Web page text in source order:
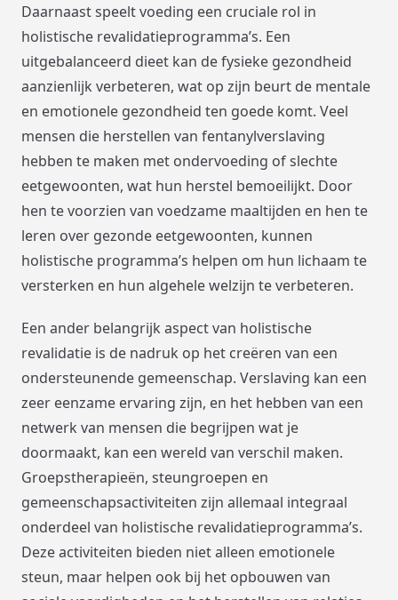
Daarnaast speelt voeding een cruciale rol in
holistische revalidatieprogramma’s. Een
uitgebalanceerd dieet kan de fysieke gezondheid
aanzienlijk verbeteren, wat op zijn beurt de mentale
en emotionele gezondheid ten goede komt. Veel
mensen die herstellen van fentanylverslaving
hebben te maken met ondervoeding of slechte
eetgewoonten, wat hun herstel bemoeilijkt. Door
hen te voorzien van voedzame maaltijden en hen te
leren over gezonde eetgewoonten, kunnen
holistische programma’s helpen om hun lichaam te
versterken en hun algehele welzijn te verbeteren.
Een ander belangrijk aspect van holistische
revalidatie is de nadruk op het creëren van een
ondersteunende gemeenschap. Verslaving kan een
zeer eenzame ervaring zijn, en het hebben van een
netwerk van mensen die begrijpen wat je
doormaakt, kan een wereld van verschil maken.
Groepstherapieën, steungroepen en
gemeenschapsactiviteiten zijn allemaal integraal
onderdeel van holistische revalidatieprogramma’s.
Deze activiteiten bieden niet alleen emotionele
steun, maar helpen ook bij het opbouwen van